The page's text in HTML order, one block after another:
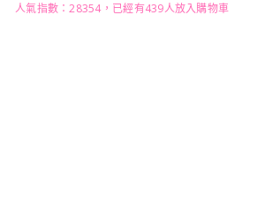
人氣指數：28354，已經有439人放入購物車